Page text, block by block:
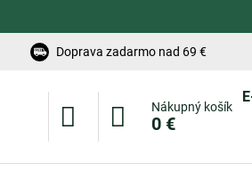
Doprava zadarmo nad 69 €
Nákupný košík
0 €